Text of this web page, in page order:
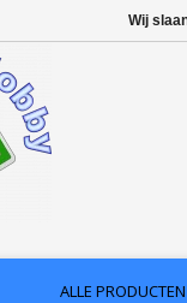
ALLE PRODUCTEN
Wij